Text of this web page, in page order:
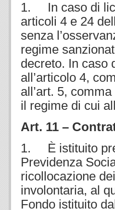
1. In caso di
articoli 4 e 24
senza
regime
decreto. In caso
all’articolo 4,
all’art. 5,
il regime di cui
Art. 11 –
1. È istituito
Previdenza
ricollocazione
involontaria, al
Fondo istituito